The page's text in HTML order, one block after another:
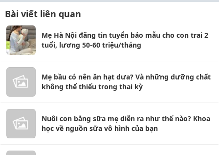
Bài viết liên quan
Mẹ Hà Nội đăng tin tuyển bảo mẫu cho con trai 2
tuổi, lương 50-60 triệu/tháng
Mẹ bầu có nên ăn hạt dưa? Và những dưỡng chất
không thể thiếu trong thai kỳ
Nuôi con bằng sữa mẹ diễn ra như thế nào? Khoa
học về nguồn sữa vô hình của bạn